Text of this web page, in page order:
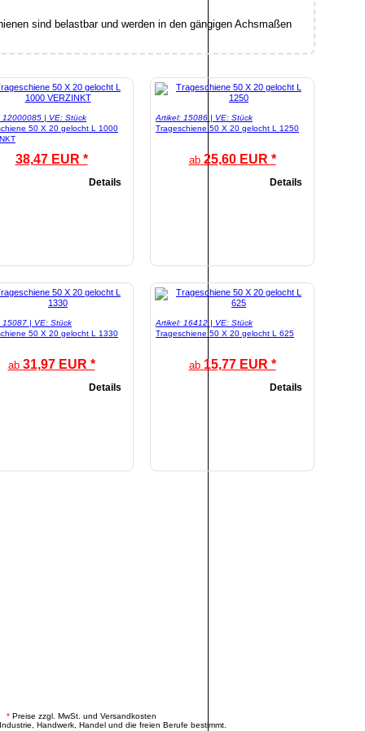
sind belastbar und werden in den gängigen Achsmaßen
12000085 | VE: Stück
50 X 20 gelocht L 1000
38,47 EUR *
Details
Artikel: 15086 | VE: Stück
Trageschiene 50 X 20 gelocht L 1250
ab 25,60 EUR *
Details
15087 | VE: Stück
50 X 20 gelocht L 1330
ab 31,97 EUR *
Details
Artikel: 16412 | VE: Stück
Trageschiene 50 X 20 gelocht L 625
ab 15,77 EUR *
Details
* Preise zzgl. MwSt. und Versandkosten
Handwerk, Handel und die freien Berufe bestimmt.